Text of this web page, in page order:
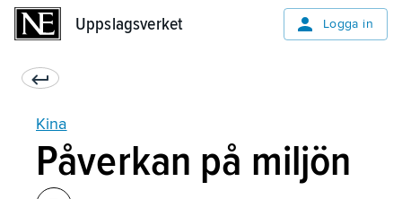
Uppslagsverket Logga in
Kina
Påverkan på miljön